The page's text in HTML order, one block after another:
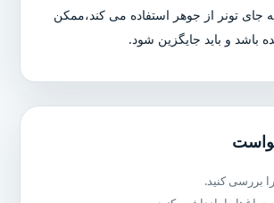
جای تونر از جوهر استفاده می کند،ممکن
و باید جایگزین شود.
بررسی کنید.